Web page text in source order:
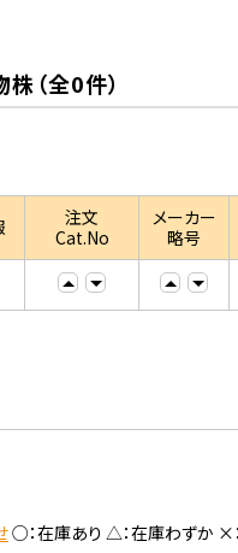
（全0件）
注文
Cat.No
メーカー
略号
○：在庫あり △：在庫わずか ×